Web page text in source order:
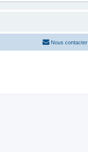
Nous contacter